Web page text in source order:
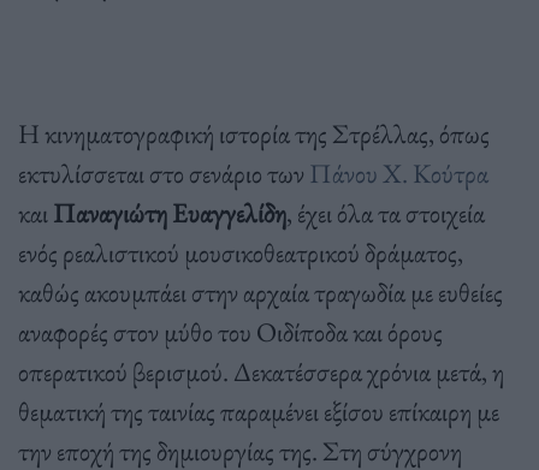
Η κινηματογραφική ιστορία της Στρέλλας, όπως
εκτυλίσσεται στο σενάριο των Πάνου Χ. Κούτρα
καιΠαναγιώτη Ευαγγελίδη, έχει όλα τα στοιχεία
ενός ρεαλιστικού μουσικοθεατρικού δράματος,
καθώς ακουμπάει στην αρχαία τραγωδία με ευθείες
αναφορές στον μύθο του Οιδίποδα και όρους
οπερατικού βερισμού. Δεκατέσσερα χρόνια μετά, η
θεματική της ταινίας παραμένει εξίσου επίκαιρη με
την εποχή της δημιουργίας της. Στη σύγχρονη